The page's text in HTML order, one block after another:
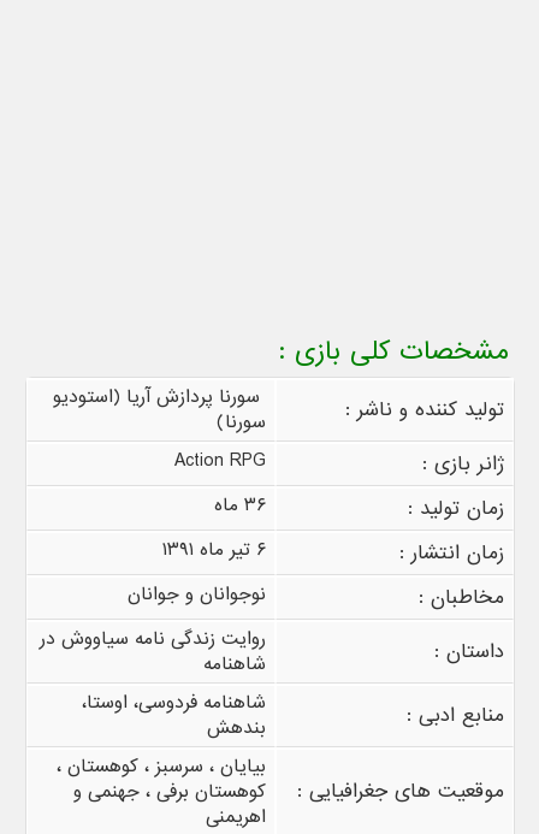
مشخصات کلی بازی :
تولید کننده و ناشر :
سورنا پردازش آریا (استودیو
سورنا)
ژانر بازی : Action RPG
زمان تولید : ۳۶ ماه
زمان انتشار : ۶ تیر ماه ۱۳۹۱
مخاطبان : نوجوانان و جوانان
داستان :
روایت زندگی نامه سیاووش در
شاهنامه
منابع ادبی :
شاهنامه فردوسی، اوستا،
بندهش
موقعیت های جغرافیایی :
بیایان ، سرسبز ، کوهستان ،
کوهستان برفی ، جهنمی و
اهریمنی